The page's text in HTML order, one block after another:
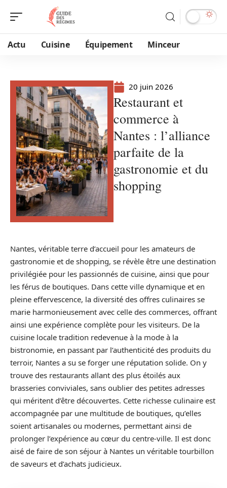
Actu Cuisine Équipement Minceur
20 juin 2026
Restaurant et
commerce à
Nantes : l’alliance
parfaite de la
gastronomie et du
shopping
Nantes, véritable terre d’accueil pour les amateurs de
gastronomie et de shopping, se révèle être une destination
privilégiée pour les passionnés de cuisine, ainsi que pour
les férus de boutiques. Dans cette ville dynamique et en
pleine effervescence, la diversité des offres culinaires se
marie harmonieusement avec celle des commerces, offrant
ainsi une expérience complète pour les visiteurs. De la
cuisine locale tradition redevenue à la mode à la
bistronomie, en passant par l’authenticité des produits du
terroir, Nantes a su se forger une réputation solide. On y
trouve des restaurants allant des plus étoilés aux
brasseries conviviales, sans oublier des petites adresses
qui méritent d’être découvertes. Cette richesse culinaire est
accompagnée par une multitude de boutiques, qu’elles
soient artisanales ou modernes, permettant ainsi de
prolonger l’expérience au cœur du centre-ville. Il est donc
aisé de faire de son séjour à Nantes un véritable tourbillon
de saveurs et d’achats judicieux.